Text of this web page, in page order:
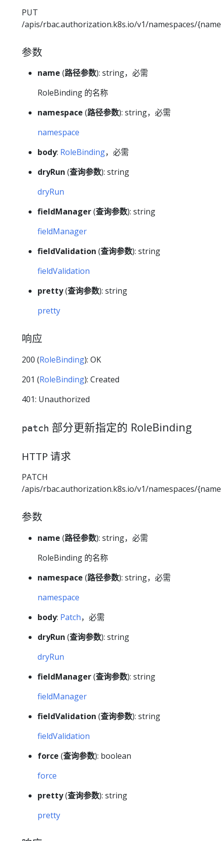
PUT
/apis/rbac.authorization.k8s.io/v1/namespaces/
参数
name (路径参数): string，必需
RoleBinding 的名称
namespace (路径参数): string，必需
namespace
body: RoleBinding，必需
dryRun (查询参数): string
dryRun
fieldManager(查询参数): string
fieldManager
fieldValidation (查询参数): string
fieldValidation
pretty(查询参数): string
pretty
响应
200 (RoleBinding): OK
201 (RoleBinding): Created
401: Unauthorized
patch 部分更新指定的 RoleBinding
HTTP 请求
PATCH
/apis/rbac.authorization.k8s.io/v1/namespaces/
参数
name (路径参数): string，必需
RoleBinding 的名称
namespace (路径参数): string，必需
namespace
body: Patch，必需
dryRun (查询参数): string
dryRun
fieldManager(查询参数): string
fieldManager
fieldValidation (查询参数): string
fieldValidation
force (查询参数): boolean
force
pretty(查询参数): string
pretty